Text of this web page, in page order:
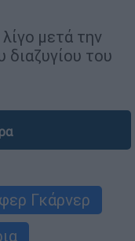
μετά την
διαζυγίου του
Γκάρνερ